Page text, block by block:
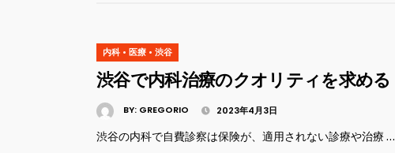
内科 • 医療 • 渋谷
渋谷で内科治療のクオリティを求める
BY: GREGORIO 2023年4月3日
渋谷の内科で自費診察は保険が、適用されない診療や治療 …